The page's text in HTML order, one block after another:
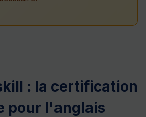
: la certification
pour l'anglais